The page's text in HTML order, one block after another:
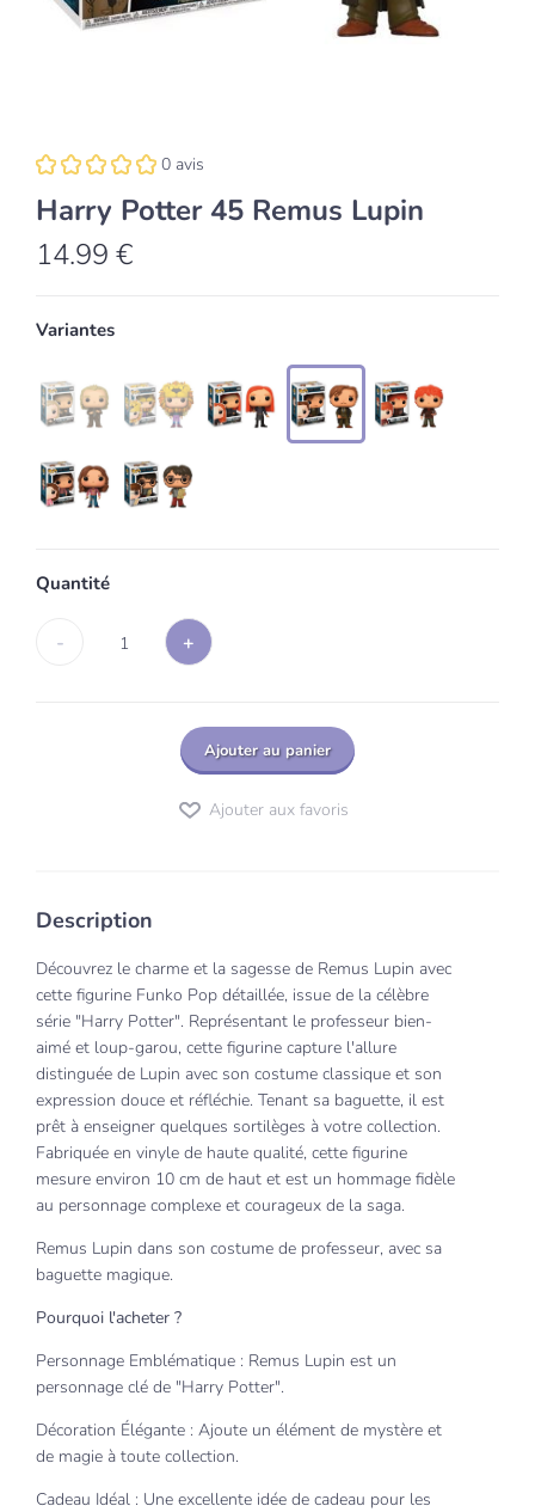
0 avis
Harry Potter 45 Remus Lupin
14.99 €
Variantes
Quantité
- 1 +
Ajouter au panier
Ajouter aux favoris
Description
Découvrez le charme et la sagesse de Remus Lupin avec
cette figurine Funko Pop détaillée, issue de la célèbre
série "Harry Potter". Représentant le professeur bien-
aimé et loup-garou, cette figurine capture l'allure
distinguée de Lupin avec son costume classique et son
expression douce et réfléchie. Tenant sa baguette, il est
prêt à enseigner quelques sortilèges à votre collection.
Fabriquée en vinyle de haute qualité, cette figurine
mesure environ 10 cm de haut et est un hommage fidèle
au personnage complexe et courageux de la saga.
Remus Lupin dans son costume de professeur, avec sa
baguette magique.
Pourquoi l'acheter ?
Personnage Emblématique : Remus Lupin est un
personnage clé de "Harry Potter".
Décoration Élégante : Ajoute un élément de mystère et
de magie à toute collection.
Cadeau Idéal : Une excellente idée de cadeau pour les